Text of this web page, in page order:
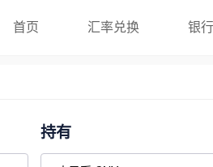
首页 汇率兑换 银
持有